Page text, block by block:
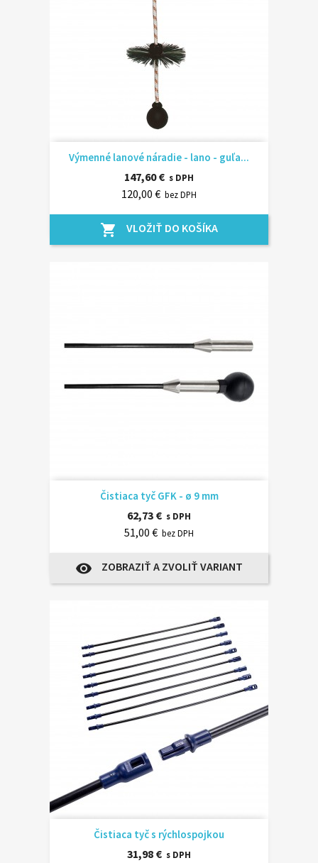
Výmenné lanové náradie - lano - guľa...
147,60 € s DPH
120,00 € bez DPH
shopping_cart VLOŽIŤ DO KOŠÍKA
Čistiaca tyč GFK - ø 9 mm
62,73 € s DPH
51,00 € bez DPH
visibility ZOBRAZIŤ A ZVOLIŤ VARIANT
Čistiaca tyč s rýchlospojkou
31,98 € s DPH